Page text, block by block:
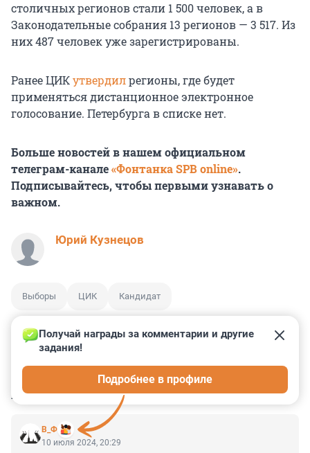
столичных регионов стали 1 500 человек, а в
Законодательные собрания 13 регионов — 3 517. Из
них 487 человек уже зарегистрированы.
Ранее ЦИКутвердилрегионы, где будет
применяться дистанционное электронное
голосование. Петербурга в списке нет.
Больше новостей в нашем официальном
телеграм-канале«Фонтанка SPB online».
Подписывайтесь, чтобы первыми узнавать о
важном.
Юрий Кузнецов
Выборы ЦИК Кандидат
КОММЕНТАРИИ 2
В_Ф
Получай награды за комментарии и другие
задания!
Подробнее в профиле
10 июля 2024, 20:29